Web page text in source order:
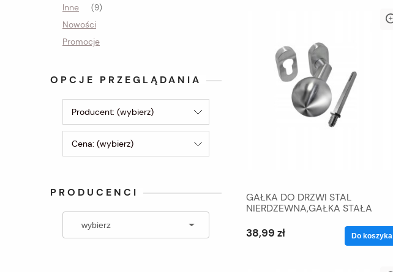
Inne (9)
Nowości
Promocje
OPCJE PRZEGLĄDANIA
Producent: (wybierz)
Cena: (wybierz)
PRODUCENCI
GAŁKA DO DRZWI STAL
NIERDZEWNA,GAŁKA STAŁA
38,99 zł Do koszyka